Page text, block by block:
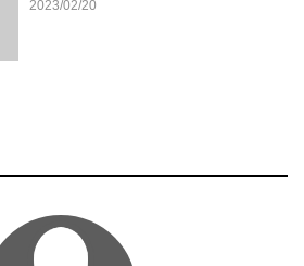
2023/02/20